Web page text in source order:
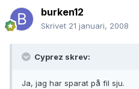
burken12
Skrivet 21 januari, 2008
Cyprez skrev:
Ja, jag har sparat på fil sju.